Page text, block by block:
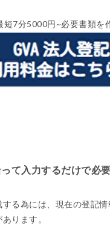
短7分5000円~必要書類
て入力するだけで必
る為には、現在の登記
ります。